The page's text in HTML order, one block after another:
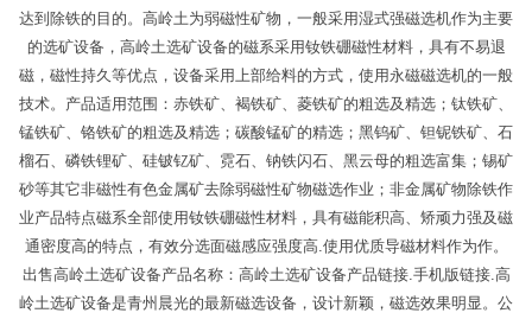
达到除铁的目的。高岭土为弱磁性矿物，一般采用湿式强磁选机作为主要
的选矿设备，高岭土选矿设备的磁系采用钕铁硼磁性材料，具有不易退
磁，磁性持久等优点，设备采用上部给料的方式，使用永磁磁选机的一般
技术。产品适用范围：赤铁矿、褐铁矿、菱铁矿的粗选及精选；钛铁矿、
锰铁矿、铬铁矿的粗选及精选；碳酸锰矿的精选；黑钨矿、钽铌铁矿、石
榴石、磷铁锂矿、硅铍钇矿、霓石、钠铁闪石、黑云母的粗选富集；锡矿
砂等其它非磁性有色金属矿去除弱磁性矿物磁选作业；非金属矿物除铁作
业产品特点磁系全部使用钕铁硼磁性材料，具有磁能积高、矫顽力强及磁
通密度高的特点，有效分选面磁感应强度高.使用优质导磁材料作为作。
出售高岭土选矿设备产品名称：高岭土选矿设备产品链接.手机版链接.高
岭土选矿设备是青州晨光的最新磁选设备，设计新颖，磁选效果明显。公